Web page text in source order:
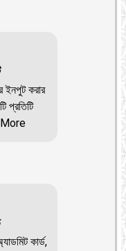
ইনপুট করার
প্রতিটি
কার্ড,